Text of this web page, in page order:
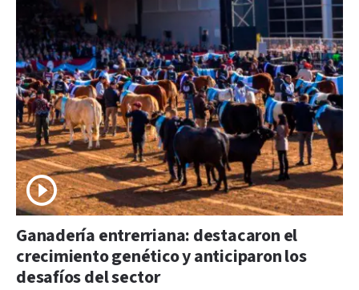
Ganadería entrerriana: destacaron el
crecimiento genético y anticiparon los
desafíos del sector